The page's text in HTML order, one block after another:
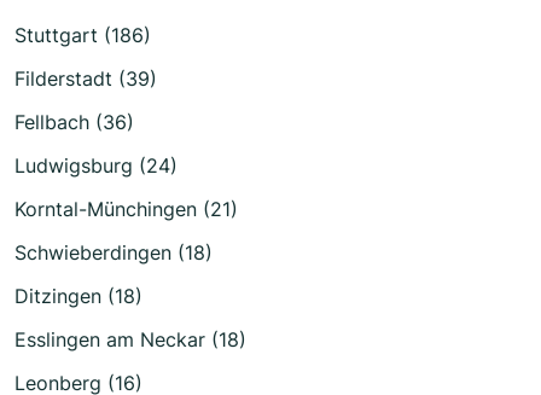
Stuttgart (186)
Filderstadt (39)
Fellbach (36)
Ludwigsburg (24)
Korntal-Münchingen (21)
Schwieberdingen (18)
Ditzingen (18)
Esslingen am Neckar (18)
Leonberg (16)